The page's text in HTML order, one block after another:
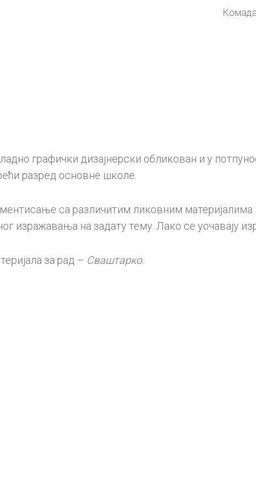
Комада
графички дизајнерски обликован и у
разред основне школе.
са различитим ликовним материјалима
изражавања на задату тему. Лако се уочавају
за рад – Сваштарко.